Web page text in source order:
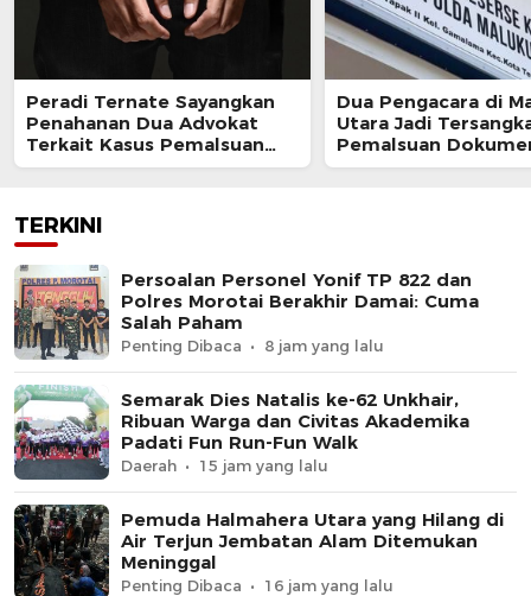
Peradi Ternate Sayangkan
Penahanan Dua Advokat
Terkait Kasus Pemalsuan
Surat Kuasa
Dua Pengacara di
Utara Jadi
Pemalsuan
TERKINI
Persoalan Personel Yonif TP 822 dan
Polres Morotai Berakhir Damai: Cuma
Salah Paham
Penting Dibaca 8 jam yang lalu
Semarak Dies Natalis ke-62 Unkhair,
Ribuan Warga dan Civitas Akademika
Padati Fun Run-Fun Walk
Daerah 15 jam yang lalu
Pemuda Halmahera Utara yang Hilang di
Air Terjun Jembatan Alam Ditemukan
Meninggal
Penting Dibaca 16 jam yang lalu